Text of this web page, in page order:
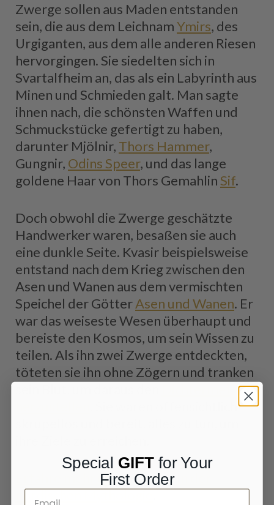
Zwerge sollen aus Maden entstanden
sein, die aus dem LeichnamYmirs, des
Urgiganten, aus dem alle anderen Riesen
hervorgingen. Sie siedelten sich in
Svartalfheim an, das als ein Labyrinth aus
Minen und Schmieden galt. Man sagte
ihnen nach, die schönsten Waffen und
Schmuckstücke gefertigt zu haben,
darunter Mjölnir, Thors Hammer,
Gungnir, Odins Speer, und das lange
goldene Haar von Thors Gemahlin Sif.
Doch obwohl die Zwerge geschätzte
Handwerker waren, besaßen sie auch
eine dunkle Seite. Kvasir beispielsweise
entstand nach dem Krieg zwischen den
Asen und Wanen aus dem vermischten
Speichel der GötterAsen und Wanen. Er
war das weiseste Wesen überhaupt und
bereiste den Kosmos, um sein Wissen zu
teilen. Als ihn zwei Zwerge entdeckten,
töteten sie ihn ohne Zögern und tranken
Erfahre mehr über Zwerge in der
nordischen Mythologie.
Special GIFTfor Your
First Order